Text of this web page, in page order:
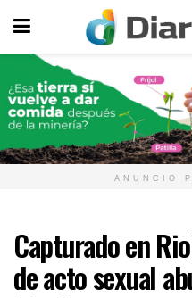
ANUNCIO
Capturado en
de acto sexual